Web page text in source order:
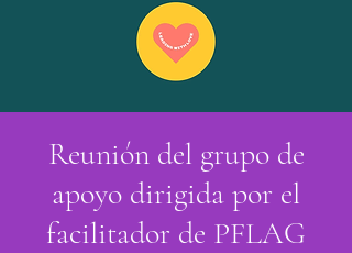
Reunión del grupo de
apoyo dirigida por el
facilitador de PFLAG